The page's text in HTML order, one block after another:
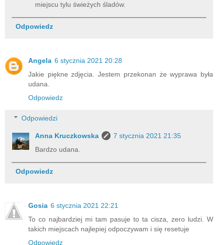
miejscu tylu świeżych śladów.
Odpowiedz
Angela 6 stycznia 2021 20:28
Jakie piękne zdjęcia. Jestem przekonan że wyprawa była
udana.
Odpowiedz
Odpowiedzi
Anna Kruczkowska
7 stycznia 2021 21:35
Bardzo udana.
Odpowiedz
Gosia 6 stycznia 2021 22:21
To co najbardziej mi tam pasuje to ta cisza, zero ludzi. W
takich miejscach najlepiej odpoczywam i się resetuje
Odpowiedz